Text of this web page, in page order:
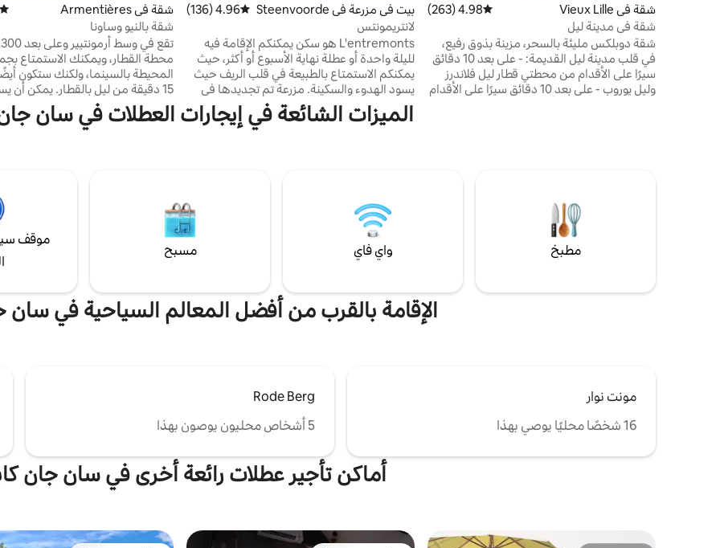
شقة في Vieux Lille متوسط التقييم 4.98 من 5، 263 مراجعات
4.98 (263)
شقة في مدينة ليل
شقة دوبلكس مليئة بالسحر، مزينة بذوق رفيع،
في قلب مدينة ليل القديمة: - على بعد 10 دقائق
سيرًا على الأقدام من محطتي قطار ليل فلاندرز
وليل يوروب - على بعد 10 دقائق سيرًا على الأقدام
بيت في مزرعة في Steenvoorde متوسط التقييم 4.96 من 5، 136 مراجعات
4.96 (136)
لانتريمونتس
L'entremonts هو سكن يمكنكم الإقامة فيه
لليلة واحدة أو عطلة نهاية الأسبوع أو أكثر، حيث
يمكنكم الاستمتاع بالطبيعة في قلب الريف حيث
يسود الهدوء والسكينة. مزرعة تم تجديدها في
طابق، في مكان هادئ في الريف بين هوبلونيير
ومونتس (مونت كاسيل، مونت دي كاتس، مونت
دي ريكوليتس، مونت نوار، مونت روج...) تغيير
من البحر.
شقة في Armentières
شقة بالنيو وساونا
محطة القطار، ويمكنك الاستمتاع
المحيطة بالسينما، ولكنك ستكون
15 دقيقة من ليل
المسكن العمال أو المسافرين أو
الأشخاص الذين يرغبون في
الميزات الشائعة في إيجارات العطلات في سان
مطبخ واي فاي مسبح
موقف
الإقامة بالقرب من أفضل المعالم السياحية في سان
مونت نوار
16 شخصًا محليًا يوصي بهذا
Rode Berg
5 أشخاص محليون يوصون بهذا
أماكن تأجير عطلات رائعة أخرى في سان جان